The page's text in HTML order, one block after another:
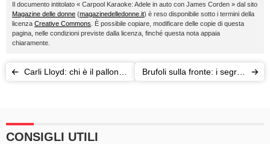
Il documento intitolato « Carpool Karaoke: Adele in auto con James Corden » dal sito
Magazine delle donne (magazinedelledonne.it) è reso disponibile sotto i termini della
licenza Creative Commons . È possibile copiare, modificare delle copie di questa
pagina, nelle condizioni previste dalla licenza, finché questa nota appaia
chiaramente.
Carli Lloyd: chi è il pallone
Brufoli sulla fronte: i segreti
CONSIGLI UTILI